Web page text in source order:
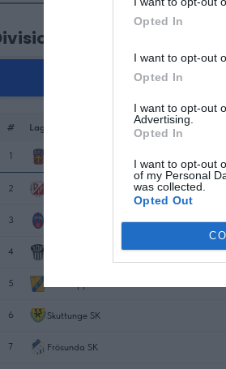
Opted In
I want to opt-out
Opted In
I want to opt-out
Advertising.
Opted In
I want to opt-out
of my Personal
was collected.
Opted Out